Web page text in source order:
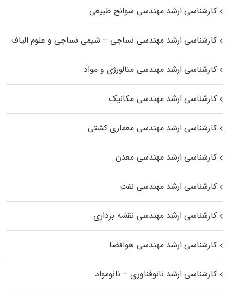
کارشناسی ارشد مهندسی سوانح طبیعی
کارشناسی ارشد مهندسی نساجی – شیمی نساجی و علوم الیاف
کارشناسی ارشد مهندسی متالورژی و مواد
کارشناسی ارشد مهندسی مکانیک
کارشناسی ارشد مهندسی معماری کشتی
کارشناسی ارشد مهندسی معدن
کارشناسی ارشد مهندسی نفت
کارشناسی ارشد مهندسی نقشه برداری
کارشناسی ارشد مهندسی هوافضا
کارشناسی ارشد نانوفناوری – نانومواد